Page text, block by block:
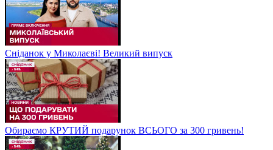
Сніданок у Миколаєві! Великий випуск
Обираємо КРУТИЙ подарунок ВСЬОГО за 300 гривень!